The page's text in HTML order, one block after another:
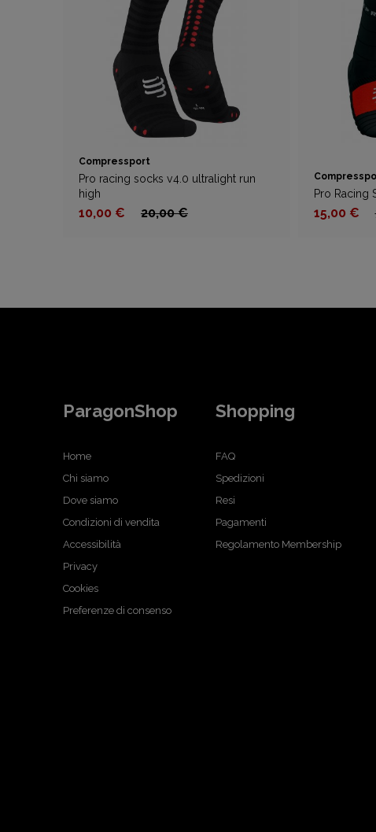
Compressport
Pro racing socks v4.0 ultralight run
high
10,00 € 20,00 €
Pro Racing
15,00 €
ParagonShop
Home
Chi siamo
Dove siamo
Condizioni di vendita
Accessibilità
Privacy
Cookies
Preferenze di consenso
Shopping
FAQ
Spedizioni
Resi
Pagamenti
Regolamento Membership